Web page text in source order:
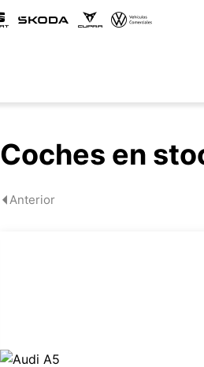
Coches en
Anterior